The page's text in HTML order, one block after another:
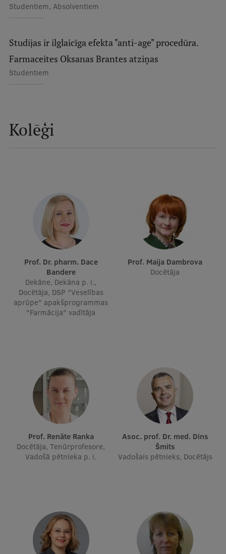
RSU fonds
Aula
Projekti
Ilgtspējīga attīstība
Studiju un vides pieejamība
Dati par 2025. gadu
Mūžizglītība
Sagatavošanas kursi
Profesionālās pilnveides kursi
ESF kvalifikācijas celšanas kursi
Pedagoģiskās izaugsmes centrs
Kvalifikācijas atbilstības pārbaude
Zinātniskie institūti un laboratorijas
Studentiem, Absolventiem
Studijas ir ilglaicīga efekta "anti-age" procedūra.
Farmaceites Oksanas Brantes atziņas
Studentiem
Kolēģi
Prof. Dr. pharm. Dace
Bandere
Dekāne, Dekāna p. i.,
Docētāja, DSP "Veselības
aprūpe" apakšprogrammas
"Farmācija" vadītāja
Prof. Maija Dambrova
Docētāja
Prof. Renāte Ranka
Docētāja, Tenūrprofesore,
Vadošā pētnieka p. i.
Asoc. prof. Dr. med. Dins
Šmits
Vadošais pētnieks, Docētājs